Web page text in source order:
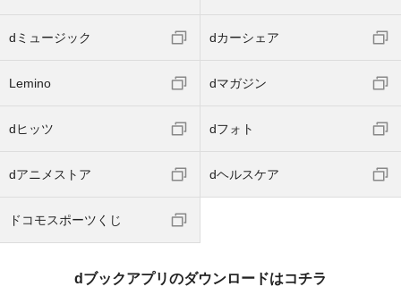
dミュージック dカーシェア
Lemino dマガジン
dヒッツ dフォト
dアニメストア dヘルスケア
ドコモスポーツくじ
dブックアプリのダウンロードはコチラ